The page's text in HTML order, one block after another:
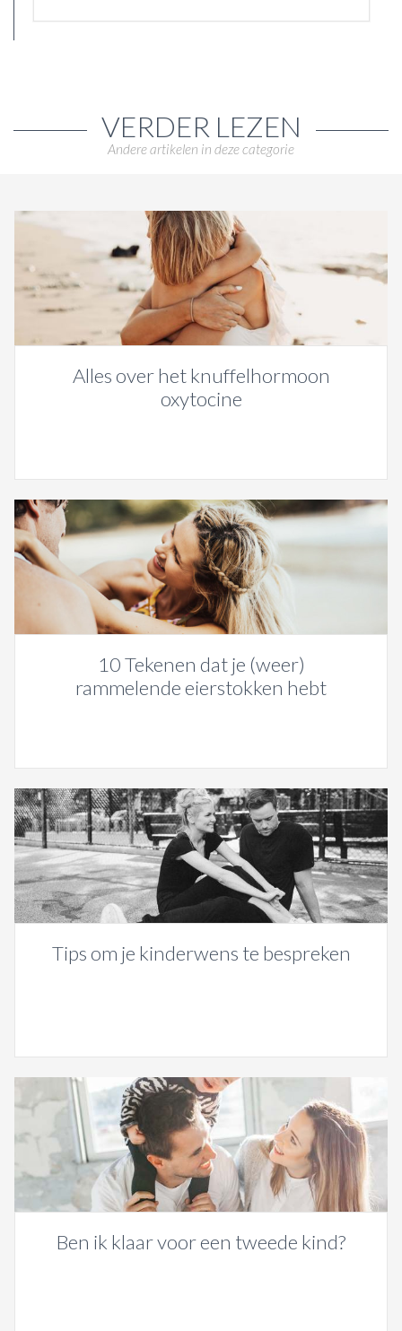
VERDER LEZEN
Andere artikelen in deze categorie
Alles over het knuffelhormoon
oxytocine
10 Tekenen dat je (weer)
rammelende eierstokken hebt
Tips om je kinderwens te bespreken
Ben ik klaar voor een tweede kind?